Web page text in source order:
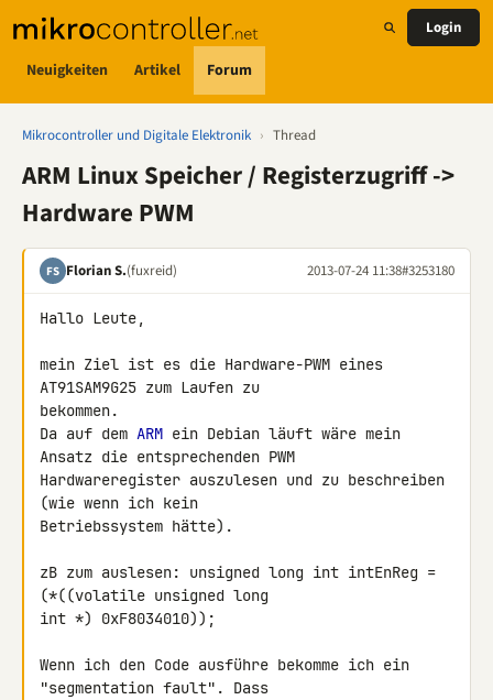
Neuigkeiten Artikel Forum
Login
Mikrocontroller und Digitale Elektronik › Thread
ARM Linux Speicher / Registerzugriff ->
Hardware PWM
FS Florian S.(fuxreid) 2013-07-24 11:38#3253180
Hallo Leute,
mein Ziel ist es die Hardware-PWM eines
AT91SAM9G25 zum Laufen zu
bekommen.
Da auf dem ARM ein Debian läuft wäre mein
Ansatz die entsprechenden PWM
Hardwareregister auszulesen und zu beschreiben
(wie wenn ich kein
Betriebssystem hätte).
zB zum auslesen: unsigned long int intEnReg =
(*((volatile unsigned long
int *) 0xF8034010));
Wenn ich den Code ausführe bekomme ich ein
"segmentation fault". Dass